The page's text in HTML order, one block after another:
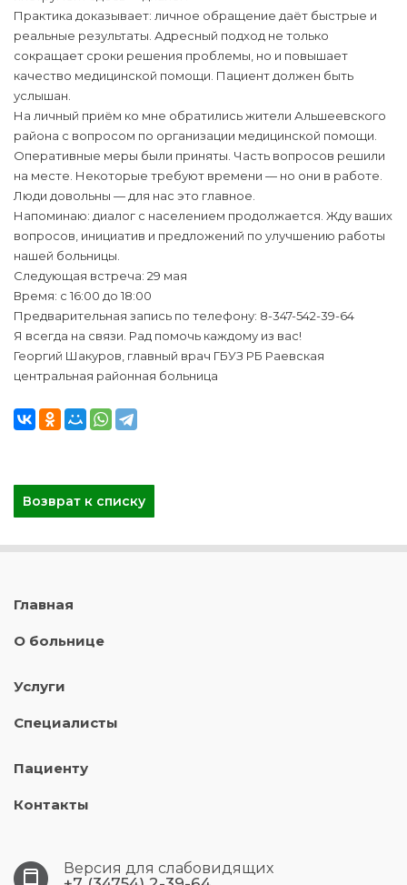
Практика доказывает: личное обращение даёт быстрые и
реальные результаты. Адресный подход не только
сокращает сроки решения проблемы, но и повышает
качество медицинской помощи. Пациент должен быть
услышан.
На личный приём ко мне обратились жители Альшеевского
района с вопросом по организации медицинской помощи.
Оперативные меры были приняты. Часть вопросов решили
на месте. Некоторые требуют времени — но они в работе.
Люди довольны — для нас это главное.
Напоминаю: диалог с населением продолжается. Жду ваших
вопросов, инициатив и предложений по улучшению работы
нашей больницы.
Следующая встреча: 29 мая
Время: с 16:00 до 18:00
Предварительная запись по телефону: 8-347-542-39-64
Я всегда на связи. Рад помочь каждому из вас!
Георгий Шакуров, главный врач ГБУЗ РБ Раевская
центральная районная больница
Возврат к списку
Главная
О больнице
Услуги
Специалисты
Пациенту
Контакты
Версия для слабовидящих